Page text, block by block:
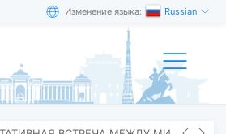
Изменение языка: Russian